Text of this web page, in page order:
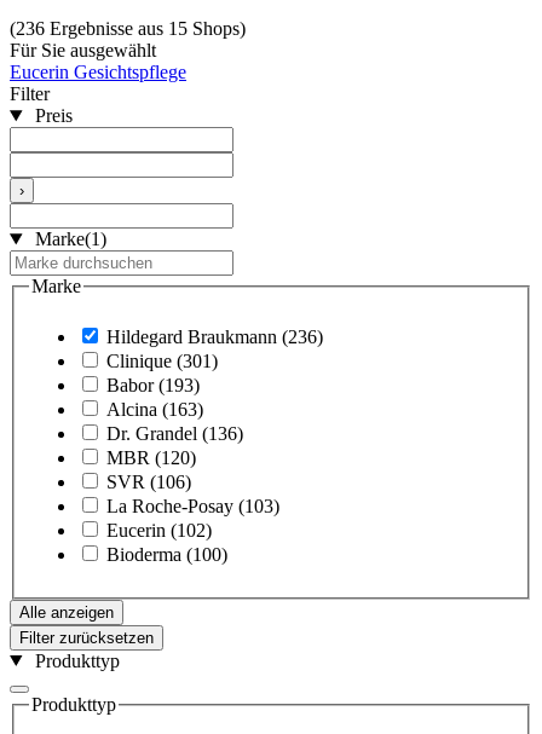
(236 Ergebnisse aus 15 Shops)
Für Sie ausgewählt
Eucerin Gesichtspflege
Filter
Preis
›
Marke(1)
Marke
Hildegard Braukmann (236)
Clinique (301)
Babor (193)
Alcina (163)
Dr. Grandel (136)
MBR (120)
SVR (106)
La Roche-Posay (103)
Eucerin (102)
Bioderma (100)
Alle anzeigen
Filter zurücksetzen
Produkttyp
Produkttyp